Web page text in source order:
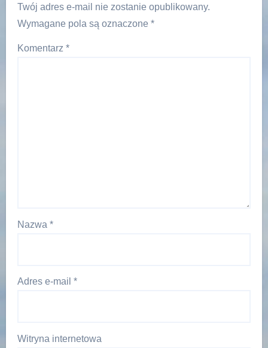
Twój adres e-mail nie zostanie opublikowany.
Wymagane pola są oznaczone *
Komentarz *
Nazwa *
Adres e-mail *
Witryna internetowa